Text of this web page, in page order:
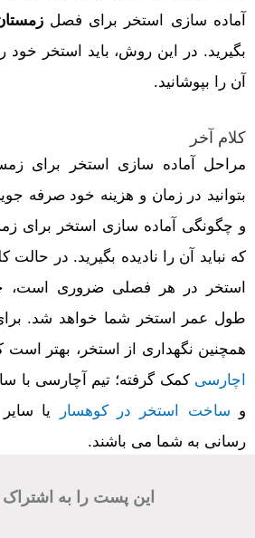
آماده سازی استخر برای فصل
بگیرید. در این روش، باید استخر خود
آن را بپوشانید.
کلام آخر
مراحل آماده سازی استخر برای
بتوانید در زمان و هزینه خود صرفه
و چگونگی آماده سازی استخر برای
که نباید آن را نادیده بگیرید. در
استخر در هر فصلی ضروری است،
طول عمر استخر شما خواهد شد.
همچنین نگهداری از استخر، بهتر است
اچارسی کمک گرفته؛ تیم آچارسی با
و ساخت استخر در کوهسار
یا
رسانی به شما می باشند.
این پست را به اشتراک